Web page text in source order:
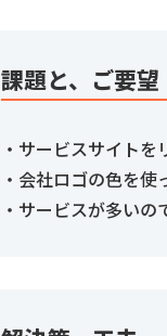
課題と、ご要望
・サービスサイトを
・会社ロゴの色を使
・サービスが多い